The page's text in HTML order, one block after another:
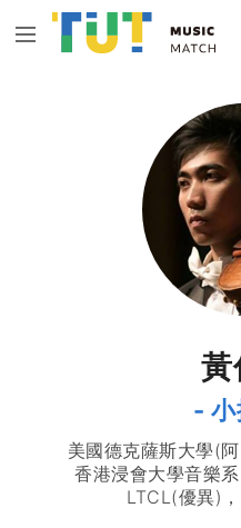
黃
-
美國德克薩斯大學(
香港浸會大學音樂
LTCL(優異)，